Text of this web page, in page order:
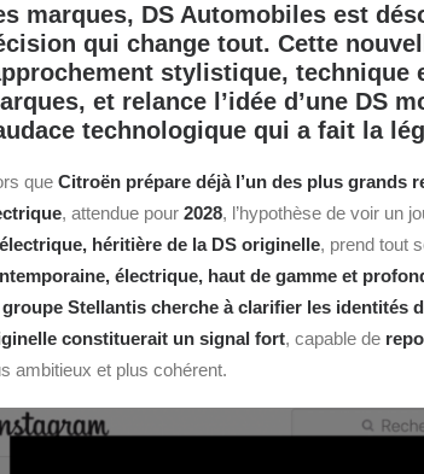
marques, DS Automobiles est
qui change tout. Cette
stylistique, technique
et relance l’idée d’une DS
technologique qui a fait la
que Citroën prépare déjà l’un des plus grands
, attendue pour 2028, l’hypothèse de voir un
héritière de la DS originelle, prend tout
électrique, haut de gamme et
groupe Stellantis cherche à clarifier les identités
constituerait un signal fort, capable de
ambitieux et plus cohérent.